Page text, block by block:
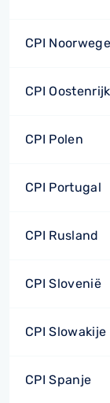
CPI
CPI Oostenrijk
CPI Polen
CPI Portugal
CPI Rusland
CPI Slovenië
CPI Slowakije
CPI Spanje